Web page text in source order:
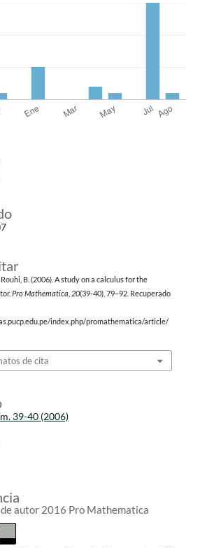
Rouhi, B. (2006). A study on a calculus for the
Pro Mathematica 20(39-40), 79–92. Recuperado
index.php/promathematica/article/
de cita
39-40 (2006)
autor 2016 Pro Mathematica